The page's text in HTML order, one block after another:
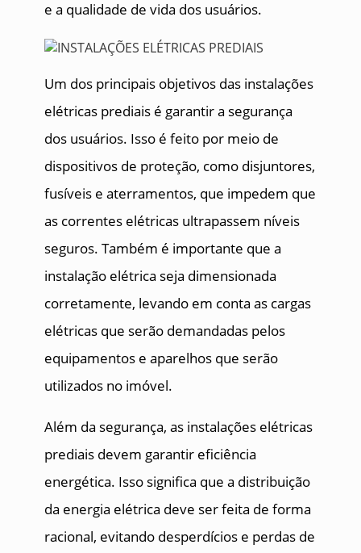
e a qualidade de vida dos usuários.
Um dos principais objetivos das instalações
elétricas prediais é garantir a segurança
dos usuários. Isso é feito por meio de
dispositivos de proteção, como disjuntores,
fusíveis e aterramentos, que impedem que
as correntes elétricas ultrapassem níveis
seguros. Também é importante que a
instalação elétrica seja dimensionada
corretamente, levando em conta as cargas
elétricas que serão demandadas pelos
equipamentos e aparelhos que serão
utilizados no imóvel.
Além da segurança, as instalações elétricas
prediais devem garantir eficiência
energética. Isso significa que a distribuição
da energia elétrica deve ser feita de forma
racional, evitando desperdícios e perdas de